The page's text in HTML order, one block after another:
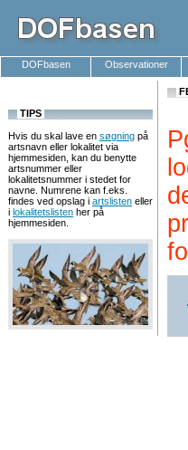
DOFbasen Observationer
TIPS
Hvis du skal lave en søgning på
artsnavn eller lokalitet via
hjemmesiden, kan du benytte
artsnummer eller
lokalitetsnummer i stedet for
navne. Numrene kan f.eks.
findes ved opslag i artslisten eller
i lokalitetslisten her på
hjemmesiden.